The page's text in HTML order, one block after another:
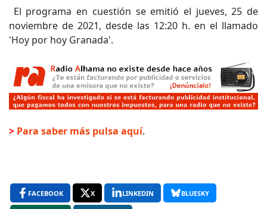
El programa en cuestión se emitió el jueves, 25 de
noviembre de 2021, desde las 12:20 h. en el llamado
'Hoy por hoy Granada'.
> Para saber más pulsa aquí.
FACEBOOK X LINKEDIN BLUESKY